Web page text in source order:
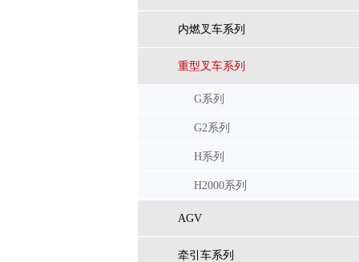
内燃叉车系列
重型叉车系列
G系列
G2系列
H系列
H2000系列
AGV
牵引车系列